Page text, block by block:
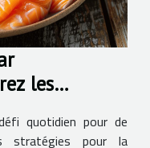
les
quotidien pour de
stratégies pour la